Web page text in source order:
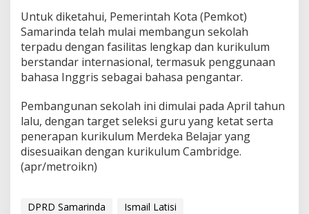
Untuk diketahui, Pemerintah Kota (Pemkot)
Samarinda telah mulai membangun sekolah
terpadu dengan fasilitas lengkap dan kurikulum
berstandar internasional, termasuk penggunaan
bahasa Inggris sebagai bahasa pengantar.
Pembangunan sekolah ini dimulai pada April tahun
lalu, dengan target seleksi guru yang ketat serta
penerapan kurikulum Merdeka Belajar yang
disesuaikan dengan kurikulum Cambridge.
(apr/metroikn)
DPRD Samarinda
Ismail Latisi